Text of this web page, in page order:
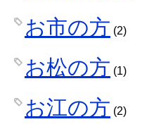
お市の方 (2)
お松の方 (1)
お江の方 (2)